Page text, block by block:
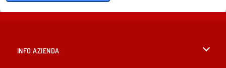
INFO AZIENDA